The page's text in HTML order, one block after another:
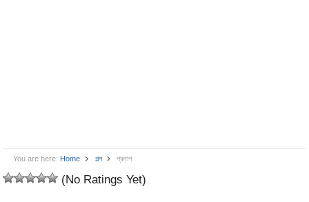
You are here: Home গল্প প্রলাপ
(No Ratings Yet)